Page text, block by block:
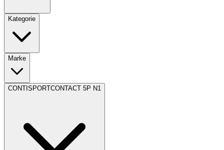
Kategorie
Marke
CONTISPORTCONTACT 5P N1